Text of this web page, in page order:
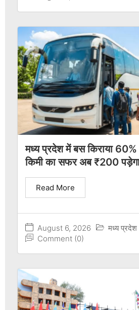
मध्य प्रदेश में बस किराया
किमी का सफर अब ₹200
August 6, 2026
मध्य प्रदेश
Comment (0)
Read More